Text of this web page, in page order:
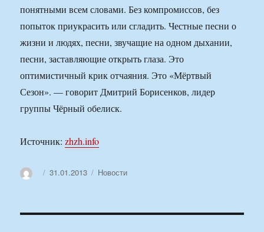
понятными всем словами. Без компромиссов, без
попыток приукрасить или сгладить. Честные песни о
жизни и людях, песни, звучащие на одном дыхании,
песни, заставляющие открыть глаза. Это
оптимистичный крик отчаяния. Это «Мёртвый
Сезон». — говорит Дмитрий Борисенков, лидер
группы Чёрный обелиск.
Источник:zhzh.info
АвторОпубликовано
31.01.2013 Рубрики
Новости